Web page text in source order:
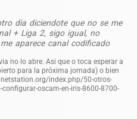
dia diciendote que no se me
+ Liga 2, sigo igual, no
aparece canal codificado
no lo abre. Asi que o toca esperar a
para la próxima jornada) o bien
index.php/50-otros-
oscam-en-iris-8600-8700-